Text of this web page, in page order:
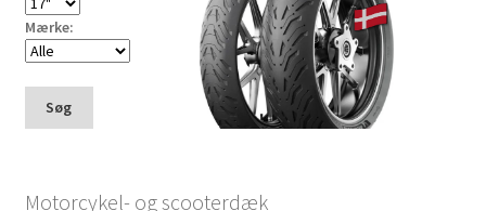
Mærke:
Søg
Motorcykel- og scooterdæk